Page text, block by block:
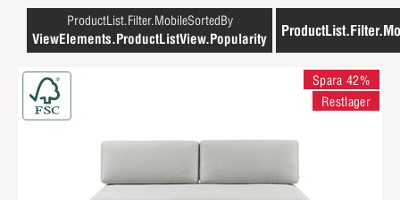
ProductList.Filter.MobileSortedBy
ViewElements.ProductListView.Popularity
Spara 42%
Restlager